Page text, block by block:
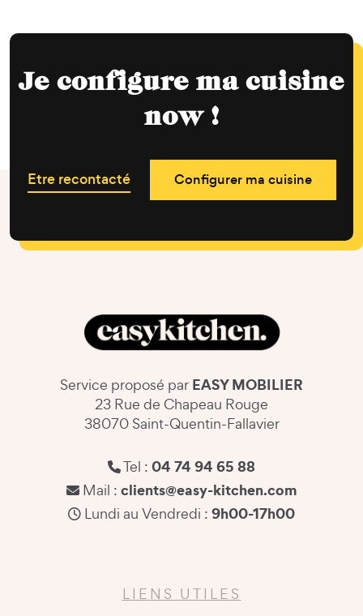
Je configure ma cuisine
now !
Etre recontacté Configurer ma cuisine
Service proposé par EASY MOBILIER
23 Rue de Chapeau Rouge
38070 Saint-Quentin-Fallavier
Tel : 04 74 94 65 88
Mail : clients@easy-kitchen.com
Lundi au Vendredi : 9h00-17h00
LIENS UTILES